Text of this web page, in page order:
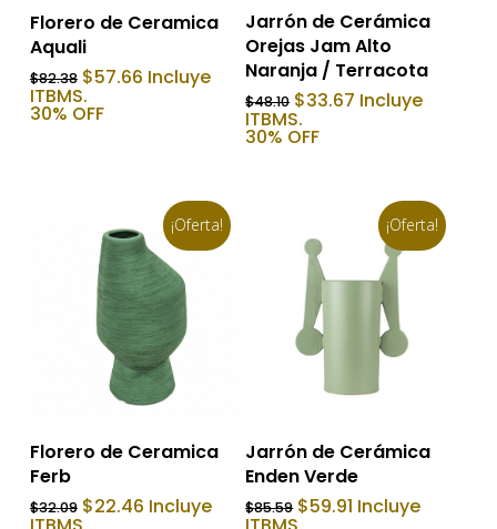
Añadir Al Carrito
Florero de Ceramica
Aquali
$82.38 El
precio
original
$57.66El
precio
Incluye
ITBMS.
30% OFF
Añadir Al Carrito
Jarrón de Cerámica
Orejas Jam Alto
Naranja / Terracota
$48.10 El
precio
original
$33.67 El
precio
Incluye
ITBMS.
30% OFF
¡Oferta!
Añadir Al Carrito
Florero de Ceramica
Ferb
$32.09 El
precio
$22.46El
precio
Incluye
¡Oferta!
Añadir Al Carrito
Jarrón de Cerámica
Enden Verde
$85.59 El
precio
$59.91 El
precio
Incluye